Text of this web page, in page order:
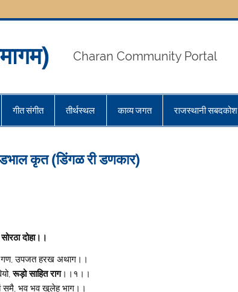
Charan Community Portal
गीत संगीत तीर्थस्थल काव्य जगत राजस्थानी सबदकोश
डभाल कृत (डिंगळ री डणकार)
दोहा।।
गण, उपजत हरख अथाग।।
रूड़ो साहित राग।।१।।
समै, भव भव खुलेह भाग।।